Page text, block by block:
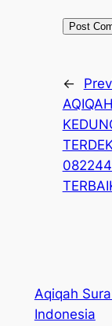
←
AQIQAH
Aqiqah
Indonesia